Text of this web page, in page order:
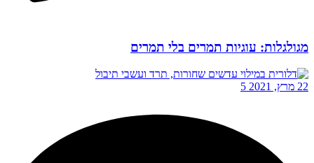
מגולגלות: עוגיות תמרים בלי תמרים
22 מרץ, 2021 5